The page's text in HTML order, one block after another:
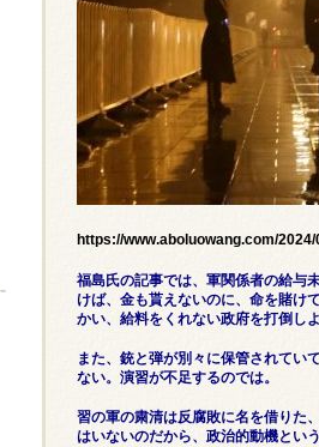
https://www.aboluowang.com/2024/
福島氏の記事では、軍関係者の給与
けば、金も貰えないのに、命を賭け
かい、給料をくれない政府を打倒し
また、銃と弾が別々に保管されてい
ない。演習が不足するのでは。
習の軍の粛清は反腐敗に名を借りた
はいないのだから、政治的動機とい